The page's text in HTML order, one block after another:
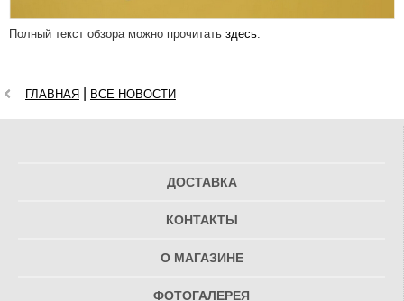
Полный текст обзора можно прочитать здесь
ГЛАВНАЯ ВСЕ НОВОСТИ
ДОСТАВКА
КОНТАКТЫ
О МАГАЗИНЕ
ФОТОГАЛЕРЕЯ